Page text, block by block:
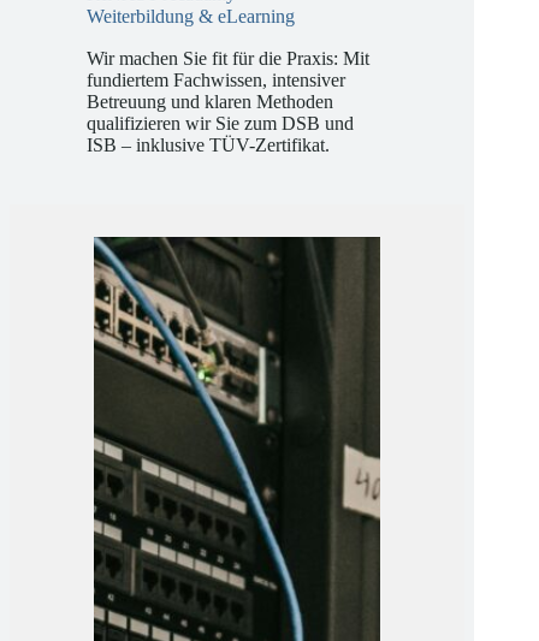
KINAST Acadamy
Wir machen Sie fit für die Praxis: Mit
fundiertem Fachwissen, intensiver
Betreuung und klaren Methoden
qualifizieren wir Sie zum DSB und